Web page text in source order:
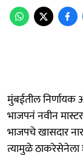
मुंबईतील निर्णायक
भाजपनं नवीन
भाजपचे खासदार
त्यामुळे ठाकरेसेनेला